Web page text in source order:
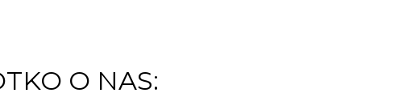
O NAS: